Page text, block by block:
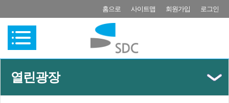
홈으로 사이트맵 회원가입 로그인
열린광장
(왼쪽메뉴)